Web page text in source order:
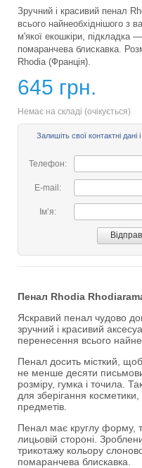
Зручний і красивий пенал
всього найнеобхіднішого з
м'якої екошкіри, підкладка
помаранчева блискавка.
Rhodia (Франція).
645 грн.
Немає на складі (очікується)
Залишіть свої контактні
Телефон:
E-mail:
Імʼя:
Пенал Rhodia
Яскравий пенал чудово
зручний і красивий
перенесення всього
Пенал досить місткий,
не менше десяти
розміру, гумка і точила.
для зберігання косметики,
предметів.
Пенал має круглу форму,
лицьовій стороні.
трикотажу кольору
помаранчева блискавка.